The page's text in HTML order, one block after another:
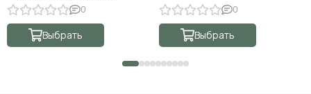
0
Выбрать
0
Выбрать